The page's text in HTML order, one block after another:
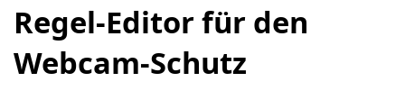
Regel-Editor für den
Webcam-Schutz